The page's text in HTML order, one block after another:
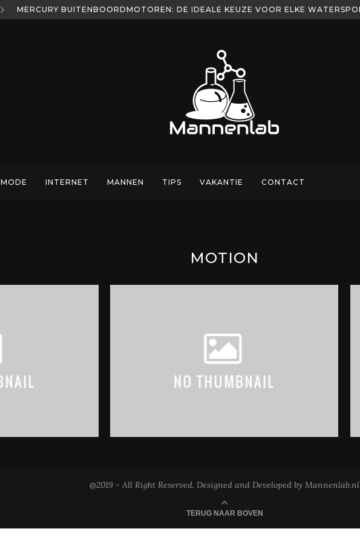
MERCURY BUITENBOORDMOTOREN: DE IDEALE KEUZE VOOR ELKE
MODE INTERNET MANNEN TIPS VAKANTIE CONTACT
MOTION
@2019 - All Right Reserved. Designed and Developed by Mannenlab.nl
TERUG NAAR BOVEN